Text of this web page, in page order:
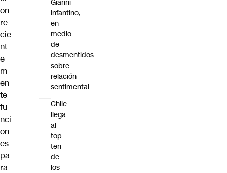
on
re
cie
nt
e
m
en
te
fu
nci
on
es
pa
ra
Gianni
Infantino,
en
medio
de
desmentidos
sobre
relación
sentimental
Chile
llega
al
top
ten
de
los